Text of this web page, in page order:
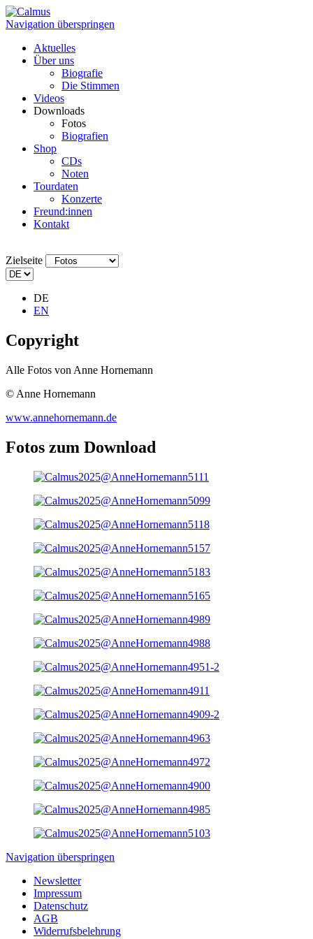
Navigation überspringen
Aktuelles
Über uns
Biografie
Die Stimmen
Videos
Downloads
Fotos
Biografien
Shop
CDs
Noten
Tourdaten
Konzerte
Freund:innen
Kontakt
Zielseite
DE
EN
Copyright
Alle Fotos von Anne Hornemann
© Anne Hornemann
www.annehornemann.de
Fotos zum Download
Navigation überspringen
Newsletter
Impressum
Datenschutz
AGB
Widerrufsbelehrung